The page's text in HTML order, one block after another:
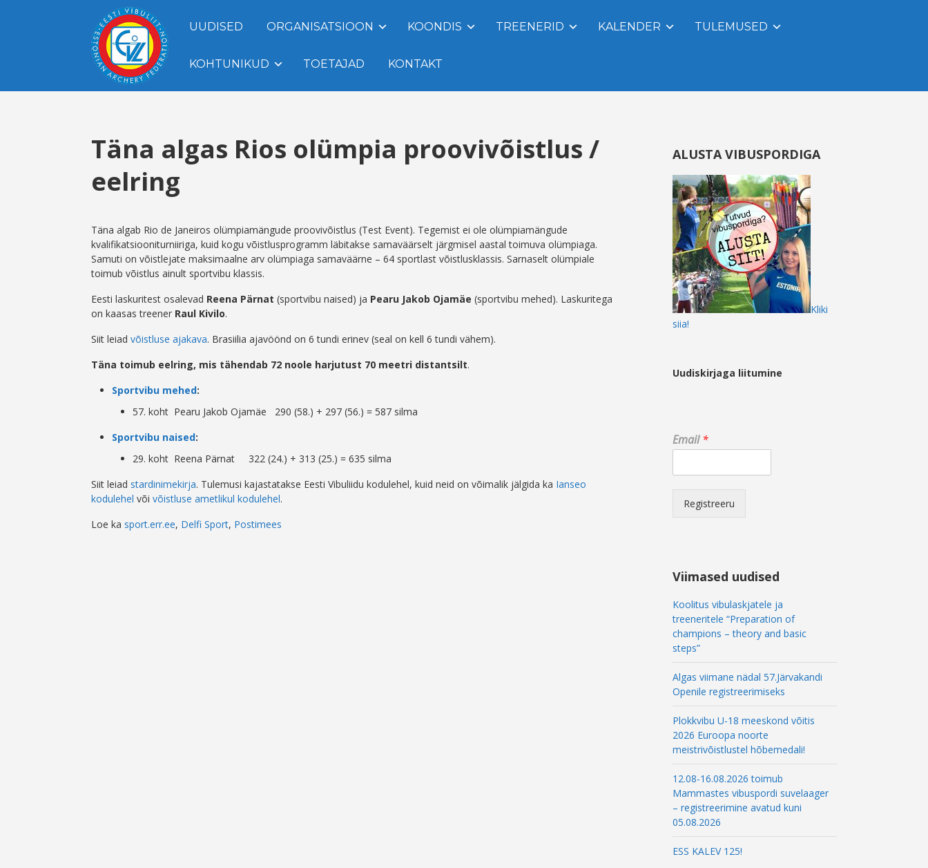
UUDISED ORGANISATSIOON KOONDIS TREENERID KALENDER TULEMUSED
KOHTUNIKUD TOETAJAD KONTAKT
Täna algas Rios olümpia proovivõistlus /
eelring
Täna algab Rio de Janeiros olümpiamängude proovivõistlus (Test Event). Tegemist ei ole olümpiamängude
kvalifikatsiooniturniiriga, kuid kogu võistlusprogramm läbitakse samaväärselt järgmisel aastal toimuva olümpiaga.
Samuti on võistlejate maksimaalne arv olümpiaga samaväärne – 64 sportlast võistlusklassis. Sarnaselt olümpiale
toimub võistlus ainult sportvibu klassis.
Eesti laskuritest osalevad Reena Pärnat (sportvibu naised) ja Pearu Jakob Ojamäe (sportvibu mehed). Laskuritega
on kaasas treener Raul Kivilo.
Siit leiad võistluse ajakava. Brasiilia ajavöönd on 6 tundi erinev (seal on kell 6 tundi vähem).
Täna toimub eelring, mis tähendab 72 noole harjutust 70 meetri distantsilt.
Sportvibu mehed:
57. koht Pearu Jakob Ojamäe 290 (58.) + 297 (56.) = 587 silma
Sportvibu naised:
29. koht Reena Pärnat 322 (24.) + 313 (25.) = 635 silma
Siit leiad stardinimekirja. Tulemusi kajastatakse Eesti Vibuliidu kodulehel, kuid neid on võimalik jälgida ka Ianseo
kodulehel või võistluse ametlikul kodulehel.
Loe ka sport.err.ee, Delfi Sport, Postimees
ALUSTA VIBUSPORDIGA
Kliki
siia!
Uudiskirjaga liitumine
E
m
i
*
Email*
Registreeru
Viimased uudised
Koolitus vibulaskjatele ja
treeneritele “Preparation of
champions – theory and basic
steps”
Algas viimane nädal 57.Järvakandi
Openile registreerimiseks
Plokkvibu U-18 meeskond võitis
2026 Euroopa noorte
meistrivõistlustel hõbemedali!
12.08-16.08.2026 toimub
Mammastes vibuspordi suvelaager
– registreerimine avatud kuni
05.08.2026
ESS KALEV 125!